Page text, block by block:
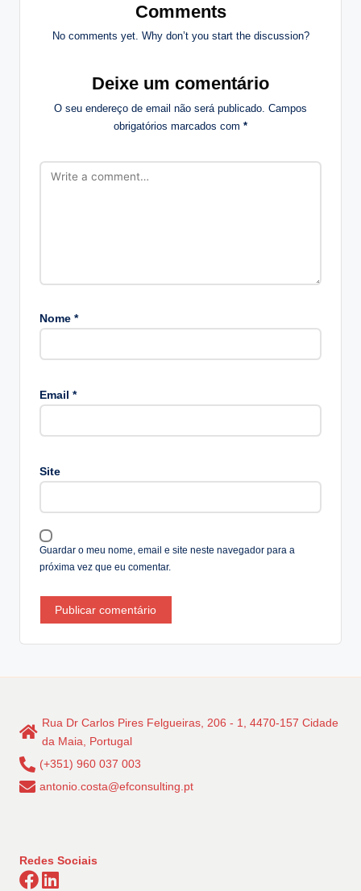
Comments
No comments yet. Why don’t you start the discussion?
Deixe um comentário
O seu endereço de email não será publicado. Campos
obrigatórios marcados com *
Nome *
Email *
Site
Guardar o meu nome, email e site neste navegador para a
próxima vez que eu comentar.
e
ti
e
:
Rua Dr Carlos Pires Felgueiras, 206 - 1, 4470-157 Cidade
da Maia, Portugal
(+351) 960 037 003
antonio.costa@efconsulting.pt
Redes Sociais